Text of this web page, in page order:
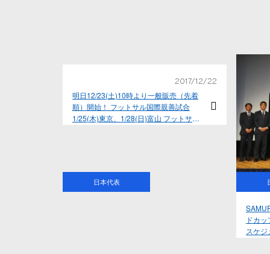
日本代表
2017/12/22
明日12/23(土)10時より一般販売（先着
順）開始！ フットサル国際親善試合
1/25(木)東京、1/28(日)富山 フットサル
ドカ
スケジ